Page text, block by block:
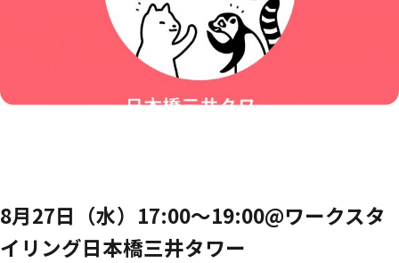
8月27日（水）17:00〜19:00@ワークスタ
イリング日本橋三井タワー